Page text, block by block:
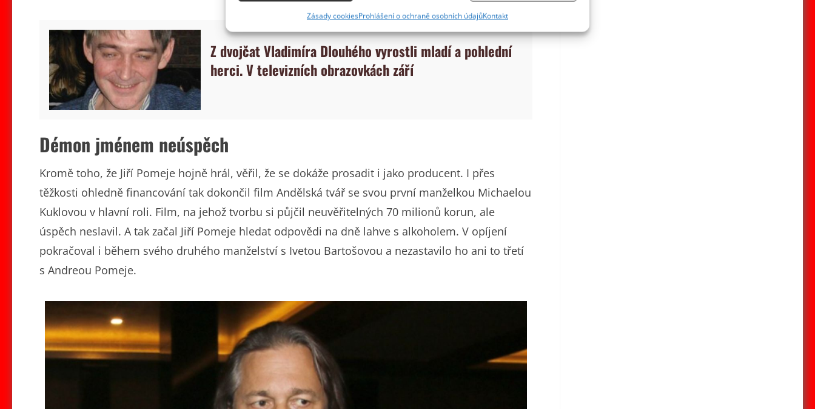
základě aktivně požadovaných informací.
Zajištění bezpečnosti, předcházení a zjišťování podvodů a
odstraňování chyb, Poskytování a zobrazování reklamy a
Zásady cookiesProhlášení o ochraně osobních údajůKontakt
Z dvojčat Vladimíra Dlouhého vyrostli mladí a pohlední
herci. V televizních obrazovkách září
Démon jménem neúspěch
Kromě toho, že Jiří Pomeje hojně hrál, věřil, že se dokáže prosadit i jako producent. I přes
těžkosti ohledně financování tak dokončil film Andělská tvář se svou první manželkou Michaelou
Kuklovou v hlavní roli. Film, na jehož tvorbu si půjčil neuvěřitelných 70 milionů korun, ale
úspěch neslavil. A tak začal Jiří Pomeje hledat odpovědi na dně lahve s alkoholem. V opíjení
pokračoval i během svého druhého manželství s Ivetou Bartošovou a nezastavilo ho ani to třetí
s Andreou Pomeje.